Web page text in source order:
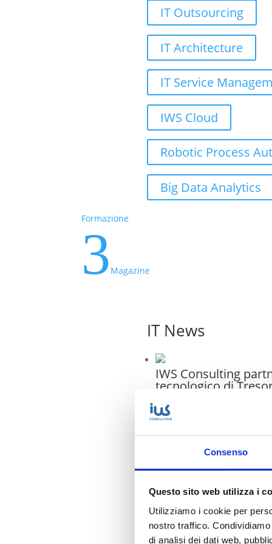
Consenso
Questo sito web utilizza i
Utilizziamo i cookie per
nostro traffico.
di analisi dei dati web,
IT Outsourcing
IT Architecture
IT Service
IWS Cloud
Robotic Process
Big Data Analytics
Formazione
3 Magazine
IT News
IWS Consulting
tecnologico di
la stagione 2026
SMB & Mid-Market
Business Practice in
sistemi dopo
Assessment